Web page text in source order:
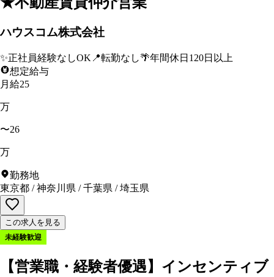
ハウスコム株式会社
✨正社員経験なしOK 📍転勤なし🌴年間休日120日以上
想定給与
月給25
万
〜26
万
勤務地
東京都 /神奈川県 /千葉県 /埼玉県
この求人を見る
未経験歓迎
【営業職・経験者優遇】インセンティブ